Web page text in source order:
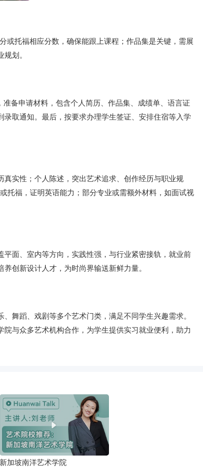
或托福相应分数，确保能跟上课程；作品集是关键，需展
划。
备申请材料，包含个人简历、作品集、成绩单、语言证
取通知。最后，按要求办理学生签证、安排住宿等入学
实性；个人陈述，突出艺术追求、创作经历与职业规
托福，证明英语能力；部分专业或需额外材料，如面试视
面、室内等方向，实践性强，与行业紧密接轨，就业前
创新设计人才，为时尚界输送新鲜力量。
舞蹈、戏剧等多个艺术门类，满足不同学生兴趣需求。
与众多艺术机构合作，为学生提供实习就业便利，助力
新加坡南洋艺术学院